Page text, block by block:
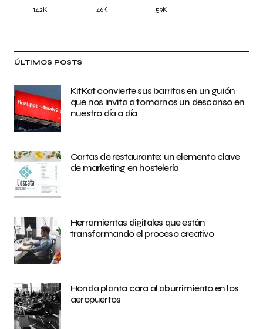
142K
46K
59K
ÚLTIMOS POSTS
KitKat convierte sus barritas en un guión
que nos invita a tomarnos un descanso en
nuestro día a día
Cartas de restaurante: un elemento clave
de marketing en hostelería
Herramientas digitales que están
transformando el proceso creativo
Honda planta cara al aburrimiento en los
aeropuertos